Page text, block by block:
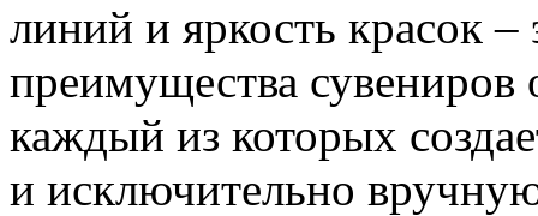
линий и яркость красок –
преимущества
каждый из которых
и исключительно